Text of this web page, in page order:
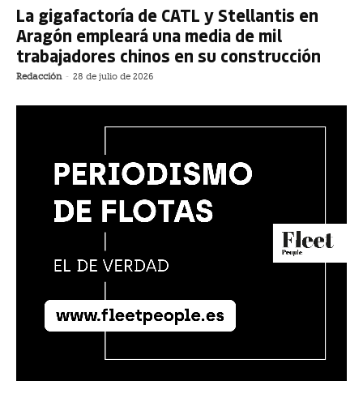
La gigafactoría de CATL y Stellantis en
Aragón empleará una media de mil
trabajadores chinos en su construcción
Redacción - 28 de julio de 2026